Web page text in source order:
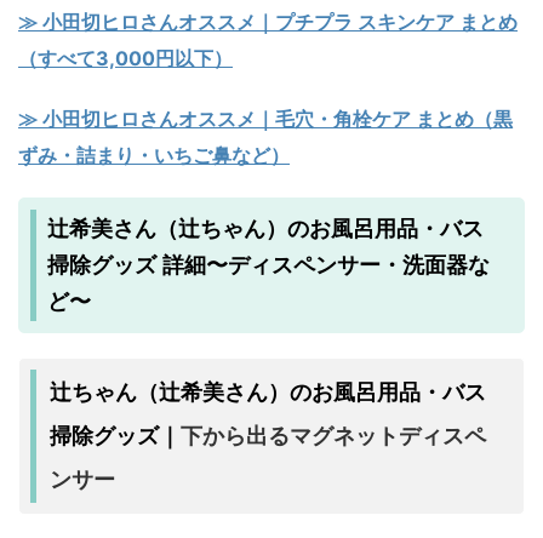
≫ 小田切ヒロさんオススメ｜プチプラ スキンケア まとめ
（すべて3,000円以下）
≫ 小田切ヒロさんオススメ｜毛穴・角栓ケア まとめ（黒
ずみ・詰まり・いちご鼻など）
辻希美さん（辻ちゃん）のお風呂用品・バス
掃除グッズ 詳細〜ディスペンサー・洗面器な
ど〜
辻ちゃん（辻希美さん）のお風呂用品・バス
掃除グッズ｜下から出るマグネットディスペ
ンサー